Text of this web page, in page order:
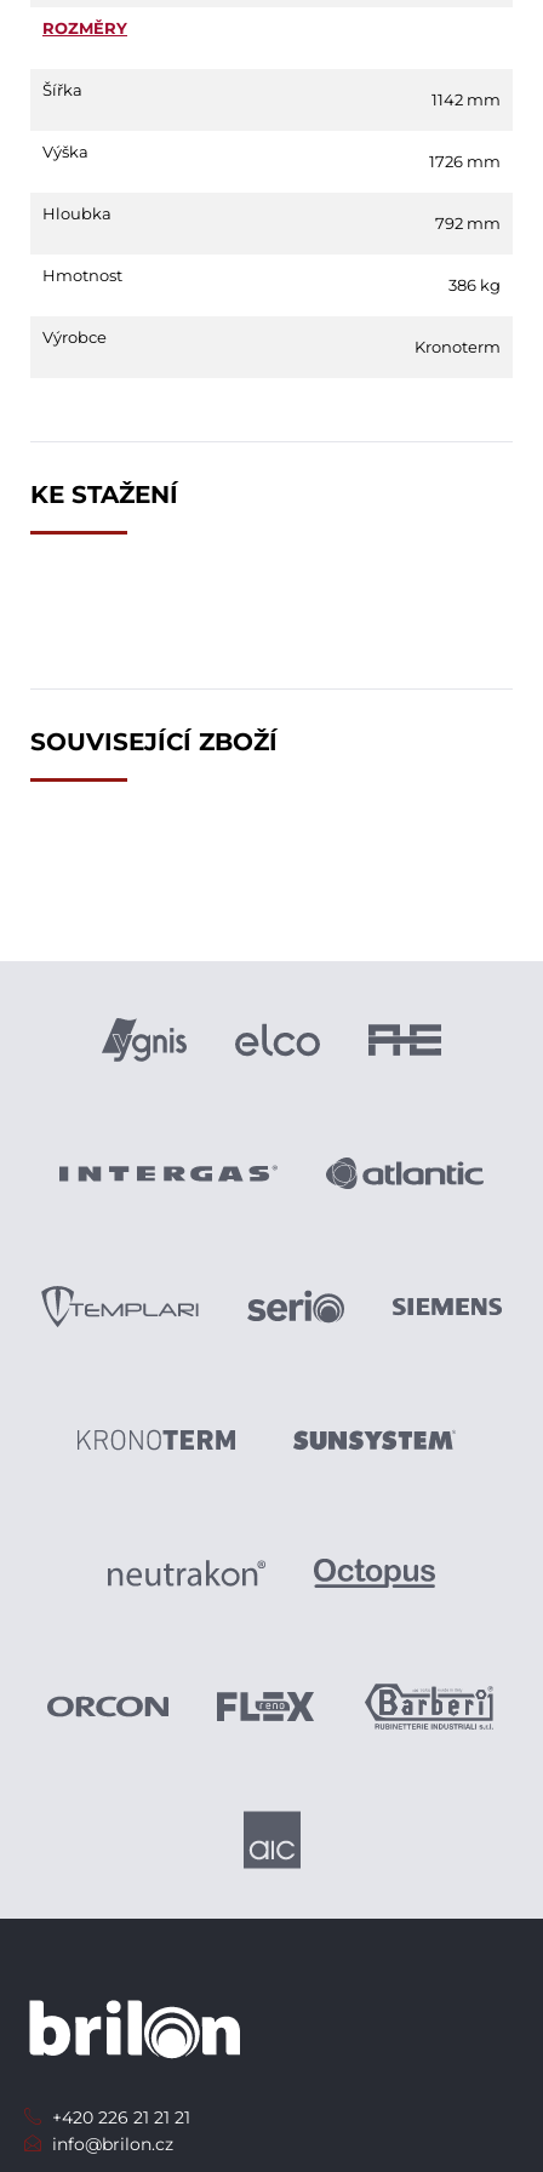
ROZMĚRY
Šířka 1142 mm
Výška 1726 mm
Hloubka 792 mm
Hmotnost 386 kg
Výrobce Kronoterm
KE STAŽENÍ
SOUVISEJÍCÍ ZBOŽÍ
+420 226 21 21 21
info@brilon.cz